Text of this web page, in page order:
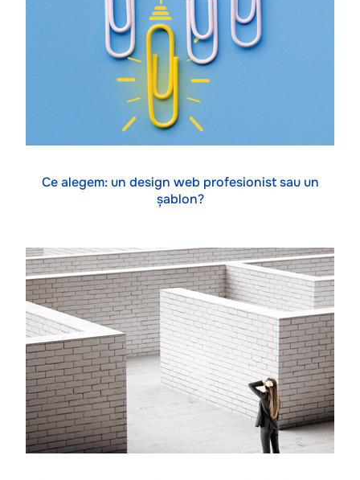
Ce alegem: un design web profesionist sau un
șablon?